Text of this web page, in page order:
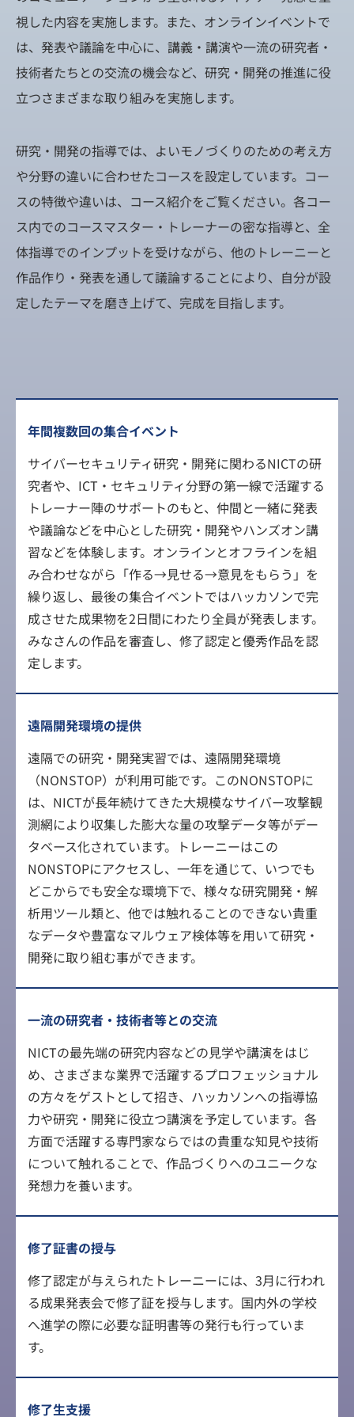
視した内容を実施します。また、オンラインイベントで
は、発表や議論を中心に、講義・講演や一流の研究者・
技術者たちとの交流の機会など、研究・開発の推進に役
立つさまざまな取り組みを実施します。
研究・開発の指導では、よいモノづくりのための考え方
や分野の違いに合わせたコースを設定しています。コー
スの特徴や違いは、コース紹介をご覧ください。各コー
ス内でのコースマスター・トレーナーの密な指導と、全
体指導でのインプットを受けながら、他のトレーニーと
作品作り・発表を通して議論することにより、自分が設
定したテーマを磨き上げて、完成を目指します。
年間複数回の集合イベント
サイバーセキュリティ研究・開発に関わるNICTの研
究者や、ICT・セキュリティ分野の第一線で活躍する
トレーナー陣のサポートのもと、仲間と一緒に発表
や議論などを中心とした研究・開発やハンズオン講
習などを体験します。オンラインとオフラインを組
み合わせながら「作る→見せる→意見をもらう」を
繰り返し、最後の集合イベントではハッカソンで完
成させた成果物を2日間にわたり全員が発表します。
みなさんの作品を審査し、修了認定と優秀作品を認
定します。
遠隔開発環境の提供
遠隔での研究・開発実習では、遠隔開発環境
（NONSTOP）が利用可能です。このNONSTOPに
は、NICTが長年続けてきた大規模なサイバー攻撃観
測網により収集した膨大な量の攻撃データ等がデー
タベース化されています。トレーニーはこの
NONSTOPにアクセスし、一年を通じて、いつでも
どこからでも安全な環境下で、様々な研究開発・解
析用ツール類と、他では触れることのできない貴重
なデータや豊富なマルウェア検体等を用いて研究・
開発に取り組む事ができます。
一流の研究者・技術者等との交流
NICTの最先端の研究内容などの見学や講演をはじ
め、さまざまな業界で活躍するプロフェッショナル
の方々をゲストとして招き、ハッカソンへの指導協
力や研究・開発に役立つ講演を予定しています。各
方面で活躍する専門家ならではの貴重な知見や技術
について触れることで、作品づくりへのユニークな
発想力を養います。
修了証書の授与
修了認定が与えられたトレーニーには、3月に行われ
る成果発表会で修了証を授与します。国内外の学校
へ進学の際に必要な証明書等の発行も行っていま
す。
修了生支援